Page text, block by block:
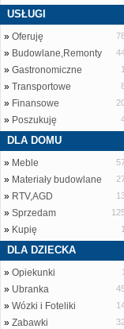
USŁUGI
» Oferuję
» Budowlane,Remonty
» Gastronomiczne
» Transportowe
» Finansowe
» Poszukuję
DLA DOMU
» Meble
» Materiały budowlane
» RTV,AGD
» Sprzedam
» Kupię
DLA DZIECKA
» Opiekunki
» Ubranka
» Wózki i Foteliki
» Zabawki